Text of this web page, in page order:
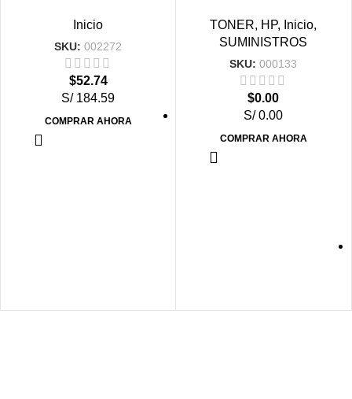
Inicio
SKU: 002272
$52.74
S/ 184.59
COMPRAR AHORA
TONER, HP, Inicio,
SUMINISTROS
SKU: 000133
$0.00
S/ 0.00
COMPRAR AHORA